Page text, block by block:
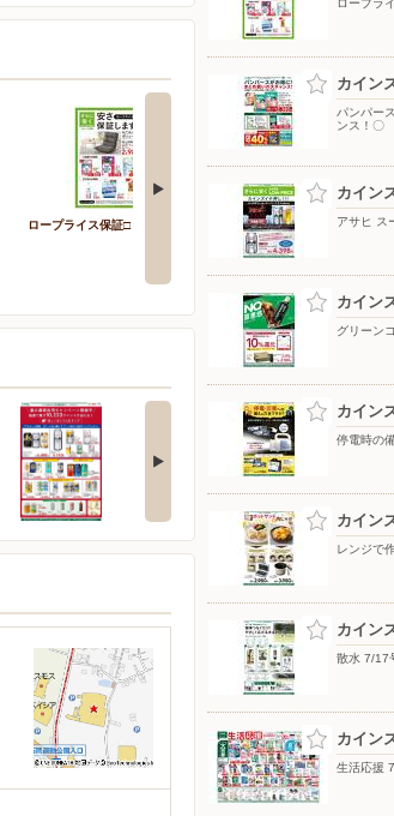
ロープライス保証□
レンジで作れる！ホットサ
肉じゃが
夏の酒類合同キャンペ
夏の酒類合同キャンペーン
開催中！ 抽選で最大…
ロープラ
カイン
パンパー
ンス！〇
カイン
アサヒ ス
カイン
グリーン
カイン
停電時の
カイン
レンジで
カイン
散水 7/17
カイン
生活応援